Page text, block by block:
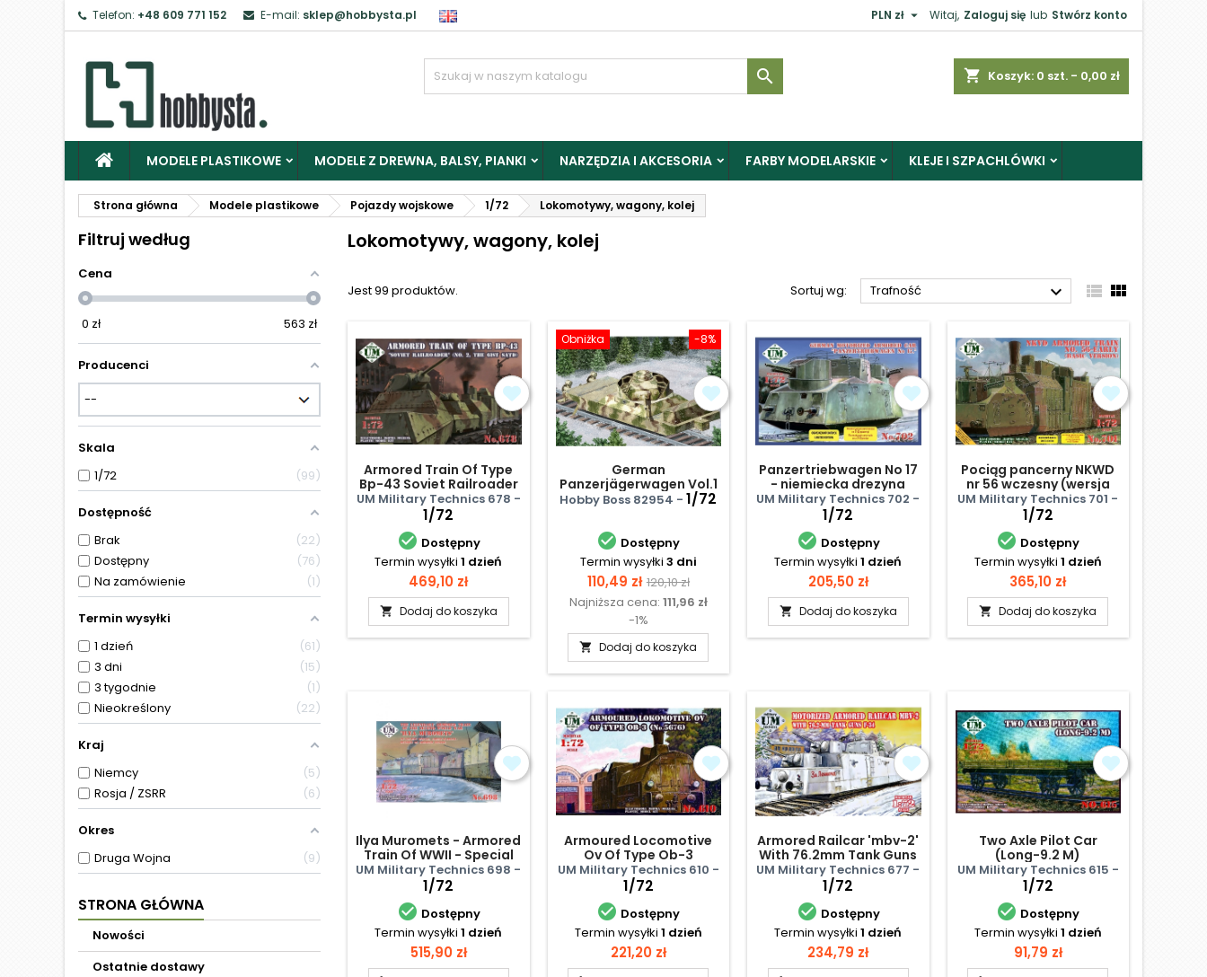
Telefon: +48 609 771 152 E-mail: sklep@hobbysta.pl Witaj, Zaloguj się lub Stwórz konto
PLN zł 
shopping_cart Koszyk: 0 szt. - 0,00 zł

MODELE PLASTIKOWE MODELE Z DREWNA, BALSY, PIANKI NARZĘDZIA I AKCESORIA FARBY MODELARSKIE KLEJE I SZPACHLÓWKI
Strona główna Modele plastikowe Pojazdy wojskowe 1/72 Lokomotywy, wagony, kolej
Filtruj według
Cena
0 zł 563 zł
Producenci
Skala
1/72
99
Dostępność
Brak
22
Dostępny
76
Na zamówienie
1
Termin wysyłki
1 dzień
61
3 dni
15
3 tygodnie
1
Nieokreślony
22
Kraj
Niemcy
5
Rosja / ZSRR
6
Okres
Druga Wojna
9
STRONA GŁÓWNA
Nowości
Ostatnie dostawy
Lokomotywy, wagony, kolej
Jest 99 produktów. Sortuj wg: Trafność   
Armored Train Of Type
Bp-43 Soviet Railroader
UM Military Technics 678 -
1/72
 Dostępny
Termin wysyłki 1 dzień
Cena
469,10 zł
 Dodaj do koszyka
-8%
Obniżka
German
Panzerjägerwagen Vol.1
Hobby Boss 82954 -1/72
 Dostępny
Termin wysyłki 3 dni
Cena
110,49 zł Cena
podstawowa
120,10 zł
Najniższa cena: 111,96 zł
-1%
 Dodaj do koszyka
Panzertriebwagen No 17
- niemiecka drezyna
pancerna
UM Military Technics 702 -
1/72
 Dostępny
Termin wysyłki 1 dzień
Cena
205,50 zł
 Dodaj do koszyka
Pociąg pancerny NKWD
nr 56 wczesny (wersja
podstawowa)
UM Military Technics 701 -
1/72
 Dostępny
Termin wysyłki 1 dzień
Cena
365,10 zł
 Dodaj do koszyka
Ilya Muromets - Armored
Train Of WWII - Special
Gorky-Warsaw Division
UM Military Technics 698 -
1/72
 Dostępny
Termin wysyłki 1 dzień
Cena
515,90 zł
Armoured Locomotive
Ov Of Type Ob-3
UM Military Technics 610 -
1/72
 Dostępny
Termin wysyłki 1 dzień
Cena
221,20 zł
Armored Railcar 'mbv-2'
With 76.2mm Tank Guns
F-34
UM Military Technics 677 -
1/72
 Dostępny
Termin wysyłki 1 dzień
Cena
234,79 zł
Two Axle Pilot Car
(Long-9.2 M)
UM Military Technics 615 -
1/72
 Dostępny
Termin wysyłki 1 dzień
Cena
91,79 zł
Zaloguj
Aby zapisać produkty do Schowka, musisz się zalogować.
Anuluj Zaloguj